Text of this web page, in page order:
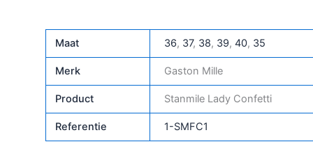
Maat 36, 37, 38, 39, 40, 35
Merk Gaston Mille
Product Stanmile Lady Confetti
Referentie 1-SMFC1